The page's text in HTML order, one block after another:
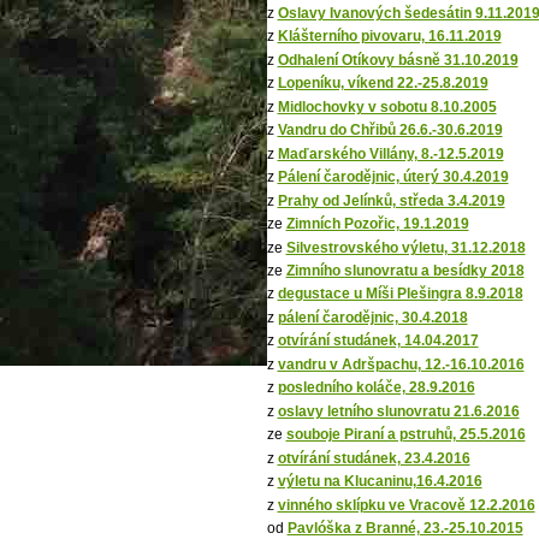
z Oslavy Ivanových šedesátin 9.11.2019
z Klášterního pivovaru, 16.11.2019
z Odhalení Otíkovy básně 31.10.2019
z Lopeníku, víkend 22.-25.8.2019
z Midlochovky v sobotu 8.10.2005
z Vandru do Chřibů 26.6.-30.6.2019
z Maďarského Villány, 8.-12.5.2019
z Pálení čarodějnic, úterý 30.4.2019
z Prahy od Jelínků, středa 3.4.2019
ze Zimních Pozořic, 19.1.2019
ze Silvestrovského výletu, 31.12.2018
ze Zimního slunovratu a besídky 2018
z degustace u Míši Plešingra 8.9.2018
z pálení čarodějnic, 30.4.2018
z otvírání studánek, 14.04.2017
z vandru v Adršpachu, 12.-16.10.2016
z posledního koláče, 28.9.2016
z oslavy letního slunovratu 21.6.2016
ze souboje Piraní a pstruhů, 25.5.2016
z otvírání studánek, 23.4.2016
z výletu na Klucaninu,16.4.2016
z vinného sklípku ve Vracově 12.2.2016
od Pavlóška z Branné, 23.-25.10.2015